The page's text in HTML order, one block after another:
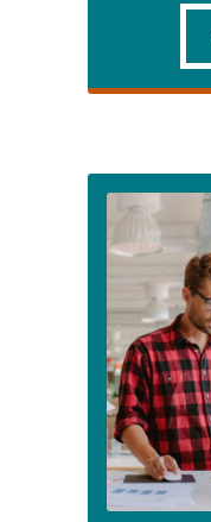
Tällä
tuotteella
on
useampi
Voit
tehdä
valinnat
tuotteen
sivulla.